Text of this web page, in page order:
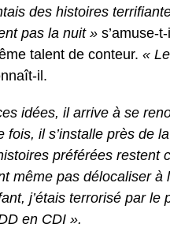
des histoires
pas la nuit » s’amuse-
talent de conteur. «
il.
idées, il arrive à se
fois, il s’installe près de
préférées restent
même pas délocaliser à
j’étais terrorisé par le
en CDI ».